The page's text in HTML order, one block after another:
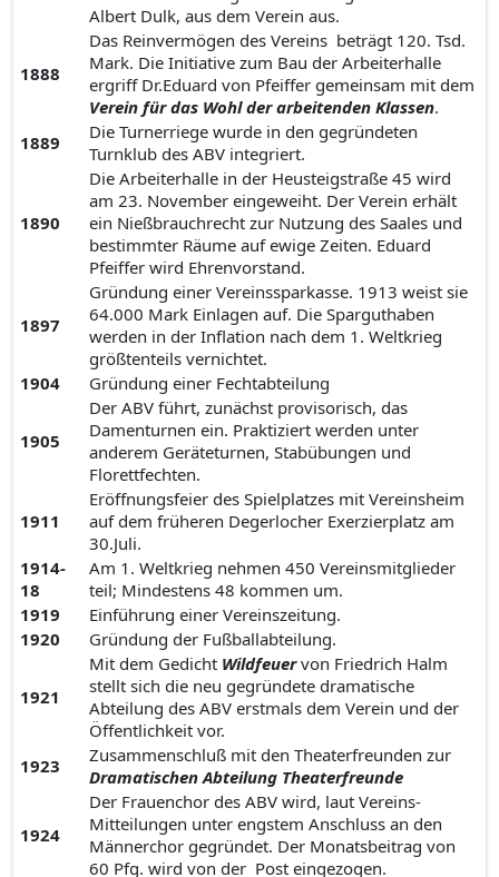
Albert Dulk, aus dem Verein aus.
1888
Das Reinvermögen des Vereins beträgt 120. Tsd.
Mark. Die Initiative zum Bau der Arbeiterhalle
ergriff Dr.Eduard von Pfeiffer gemeinsam mit dem
Verein für das Wohl der arbeitenden Klassen.
1889
Die Turnerriege wurde in den gegründeten
Turnklub des ABV integriert.
1890
Die Arbeiterhalle in der Heusteigstraße 45 wird
am 23. November eingeweiht. Der Verein erhält
ein Nießbrauchrecht zur Nutzung des Saales und
bestimmter Räume auf ewige Zeiten. Eduard
Pfeiffer wird Ehrenvorstand.
1897
Gründung einer Vereinssparkasse. 1913 weist sie
64.000 Mark Einlagen auf. Die Sparguthaben
werden in der Inflation nach dem 1. Weltkrieg
größtenteils vernichtet.
1904
Gründung einer Fechtabteilung
1905
Der ABV führt, zunächst provisorisch, das
Damenturnen ein. Praktiziert werden unter
anderem Geräteturnen, Stabübungen und
Florettfechten.
1911
Eröffnungsfeier des Spielplatzes mit Vereinsheim
auf dem früheren Degerlocher Exerzierplatz am
30.Juli.
1914-
18
Am 1. Weltkrieg nehmen 450 Vereinsmitglieder
teil; Mindestens 48 kommen um.
1919
Einführung einer Vereinszeitung.
1920
Gründung der Fußballabteilung.
1921
Mit dem Gedicht Wildfeuer von Friedrich Halm
stellt sich die neu gegründete dramatische
Abteilung des ABV erstmals dem Verein und der
Öffentlichkeit vor.
1923
Zusammenschluß mit den Theaterfreunden zur
Dramatischen Abteilung Theaterfreunde
1924
Der Frauenchor des ABV wird, laut Vereins-
Mitteilungen unter engstem Anschluss an den
Männerchor gegründet. Der Monatsbeitrag von
60 Pfg. wird von der Post eingezogen.